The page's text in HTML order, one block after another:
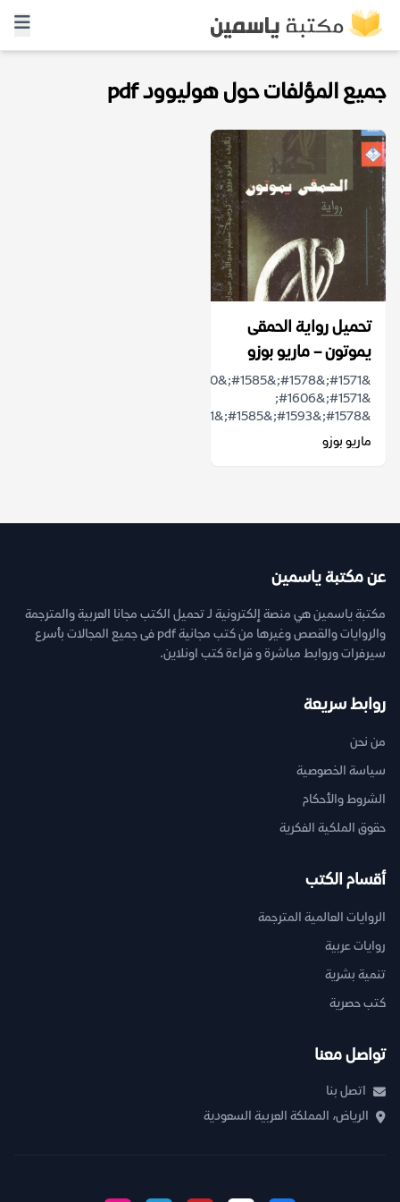
جميع المؤلفات حول هوليوود pdf
تحميل رواية الحمقى
يموتون – ماريو بوزو
&#1571;&#1606;
&#1578;&#1593;&#1585;&#1601;...
ماريو بوزو
عن مكتبة ياسمين
مكتبة ياسمين هي منصة إلكترونية لـ تحميل الكتب مجانا العربية والمترجمة
والروايات والقصص وغيرها من كتب مجانية pdf فى جميع المجالات بأسرع
سيرفرات وروابط مباشرة و قراءة كتب اونلاين.
روابط سريعة
من نحن
سياسة الخصوصية
الشروط والأحكام
حقوق الملكية الفكرية
أقسام الكتب
الروايات العالمية المترجمة
روايات عربية
تنمية بشرية
كتب حصرية
تواصل معنا
اتصل بنا
الرياض، المملكة العربية السعودية